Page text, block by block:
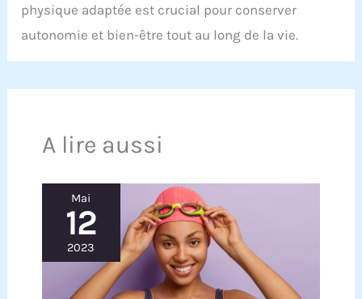
physique adaptée est crucial pour conserver
autonomie et bien-être tout au long de la vie.
A lire aussi
Mai
12
2023